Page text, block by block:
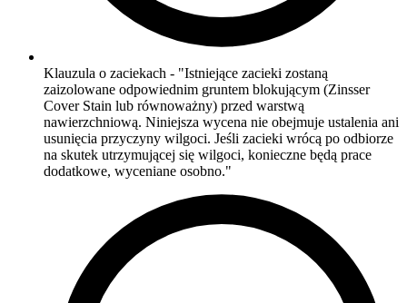
Klauzula o zaciekach - "Istniejące zacieki zostaną
zaizolowane odpowiednim gruntem blokującym (Zinsser
Cover Stain lub równoważny) przed warstwą
nawierzchniową. Niniejsza wycena nie obejmuje ustalenia ani
usunięcia przyczyny wilgoci. Jeśli zacieki wrócą po odbiorze
na skutek utrzymującej się wilgoci, konieczne będą prace
dodatkowe, wyceniane osobno."